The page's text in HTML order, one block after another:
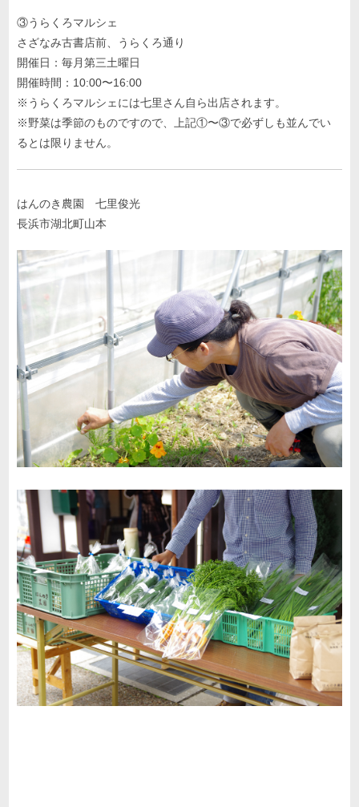
③うらくろマルシェ
さざなみ古書店前、うらくろ通り
開催日：毎月第三土曜日
開催時間：10:00〜16:00
※うらくろマルシェには七里さん自ら出店されます。
※野菜は季節のものですので、上記①〜③で必ずしも並んでい
るとは限りません。
はんのき農園 七里俊光
長浜市湖北町山本